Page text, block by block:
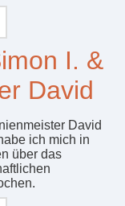
I. &
David
David
ich mich in
über das